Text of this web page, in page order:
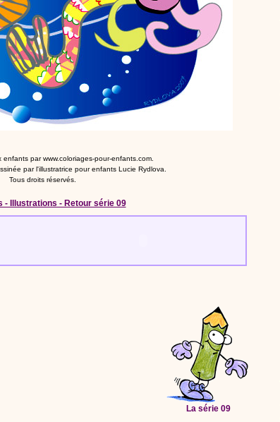
par www.coloriages-pour-enfants.com.
par l'illustratrice pour enfants Lucie Rydlova.
Tous droits réservés.
- Illustrations - Retour série 09
La série 09